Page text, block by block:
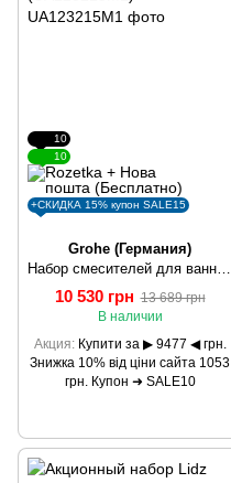
10
10
+СКИДКА 15% купон SALE15
Grohe (Германия)
Набор смесителей для ванны 3в1 Grohe BauLoop (UA123215M1)
10 530 грн 13 689 грн
В наличии
Акция Купити за ▶ 9477 ◀ грн.
Знижка 10% від ціни сайта 1053
грн. Купон ➜ SALE10